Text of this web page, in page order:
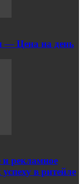
— Цена на день
и рекламное
в ритейле